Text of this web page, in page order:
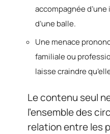
accompagnée
d’une balle.
Une menace
familiale ou
laisse craindre
Le contenu seul
l’ensemble des
relation entre les